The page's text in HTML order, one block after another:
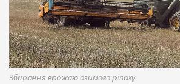
Збирання врожаю озимого ріпаку